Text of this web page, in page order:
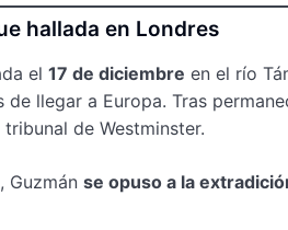
hallada en Londres
el 17 de diciembre en el río
de llegar a Europa. Tras
de Westminster.
Guzmán se opuso a la